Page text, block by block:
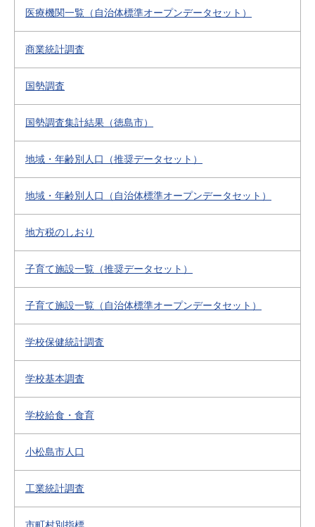
医療機関一覧（自治体標準オープンデータセット）
商業統計調査
国勢調査
国勢調査集計結果（徳島市）
地域・年齢別人口（推奨データセット）
地域・年齢別人口（自治体標準オープンデータセット）
地方税のしおり
子育て施設一覧（推奨データセット）
子育て施設一覧（自治体標準オープンデータセット）
学校保健統計調査
学校基本調査
学校給食・食育
小松島市人口
工業統計調査